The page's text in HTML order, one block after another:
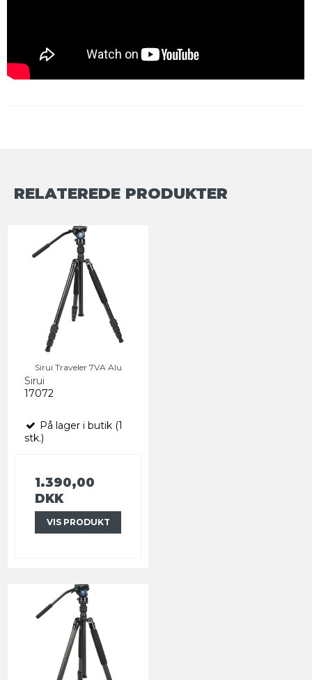
RELATEREDE PRODUKTER
Sirui Traveler 7VA Alu
Sirui
17072
På lager i butik (1
stk.)
1.390,00
DKK
VIS PRODUKT